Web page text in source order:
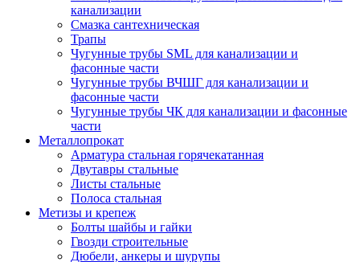
канализации
Смазка сантехническая
Трапы
Чугунные трубы SML для канализации и
фасонные части
Чугунные трубы ВЧШГ для канализации и
фасонные части
Чугунные трубы ЧК для канализации и фасонные
части
Металлопрокат
Арматура стальная горячекатанная
Двутавры стальные
Листы стальные
Полоса стальная
Метизы и крепеж
Болты шайбы и гайки
Гвозди строительные
Дюбели, анкеры и шурупы